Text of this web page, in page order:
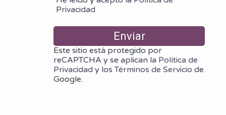
Privacidad
Este sitio está protegido por
reCAPTCHA y se aplican la Política de
Privacidad y losTérminos de Servicio de
Google.